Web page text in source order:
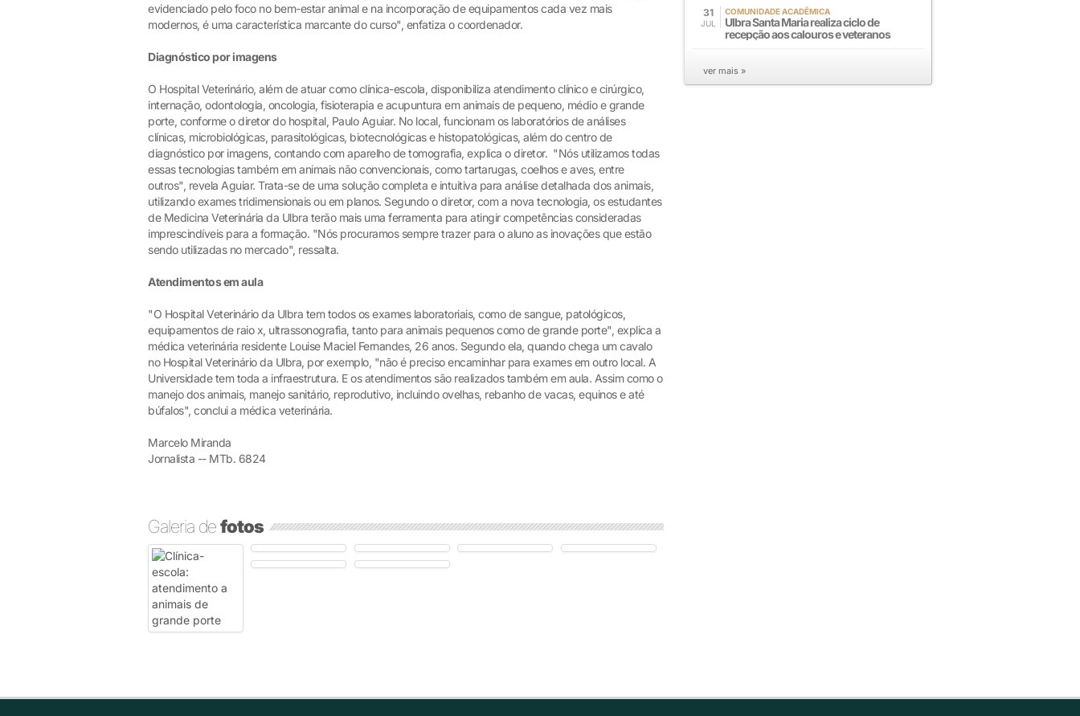
evidenciado pelo foco no bem-estar animal e na incorporação de equipamentos cada vez mais
modernos, é uma característica marcante do curso", enfatiza o coordenador.
Diagnóstico por imagens
O Hospital Veterinário, além de atuar como clínica-escola, disponibiliza atendimento clínico e cirúrgico,
internação, odontologia, oncologia, fisioterapia e acupuntura em animais de pequeno, médio e grande
porte, conforme o diretor do hospital, Paulo Aguiar. No local, funcionam os laboratórios de análises
clínicas, microbiológicas, parasitológicas, biotecnológicas e histopatológicas, além do centro de
diagnóstico por imagens, contando com aparelho de tomografia, explica o diretor. "Nós utilizamos todas
essas tecnologias também em animais não convencionais, como tartarugas, coelhos e aves, entre
outros", revela Aguiar. Trata-se de uma solução completa e intuitiva para análise detalhada dos animais,
utilizando exames tridimensionais ou em planos. Segundo o diretor, com a nova tecnologia, os estudantes
de Medicina Veterinária da Ulbra terão mais uma ferramenta para atingir competências consideradas
imprescindíveis para a formação. "Nós procuramos sempre trazer para o aluno as inovações que estão
sendo utilizadas no mercado", ressalta.
Atendimentos em aula
"O Hospital Veterinário da Ulbra tem todos os exames laboratoriais, como de sangue, patológicos,
equipamentos de raio x, ultrassonografia, tanto para animais pequenos como de grande porte", explica a
médica veterinária residente Louise Maciel Fernandes, 26 anos. Segundo ela, quando chega um cavalo
no Hospital Veterinário da Ulbra, por exemplo, "não é preciso encaminhar para exames em outro local. A
Universidade tem toda a infraestrutura. E os atendimentos são realizados também em aula. Assim como o
manejo dos animais, manejo sanitário, reprodutivo, incluindo ovelhas, rebanho de vacas, equinos e até
búfalos", conclui a médica veterinária.
Marcelo Miranda
Jornalista -- MTb. 6824
Galeria defotos
31
JUL
COMUNIDADE ACADÊMICA
Ulbra Santa Maria realiza ciclo de
recepção aos calouros e veteranos
ver mais »